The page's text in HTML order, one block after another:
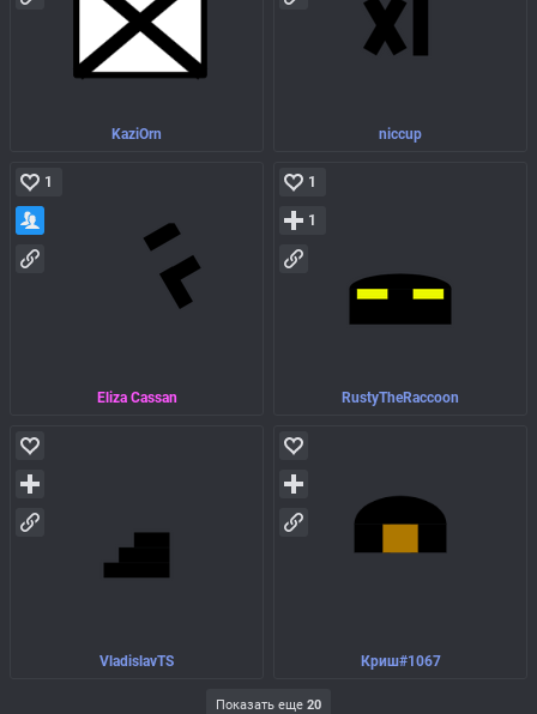
KaziOrn niccup
Eliza Cassan
1
RustyTheRaccoon
1
1
VladislavTS Криш#1067
Показать еще 20